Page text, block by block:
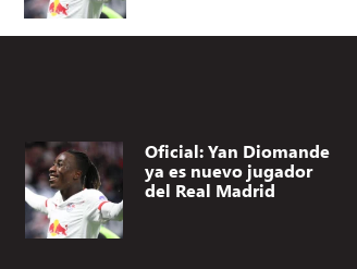
Oficial: Yan Diomande
ya es nuevo jugador
del Real Madrid